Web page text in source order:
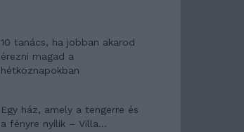
10 tanács, ha jobban akarod
érezni magad a
hétköznapokban
Egy ház, amely a tengerre és
a fényre nyílik – Villa...